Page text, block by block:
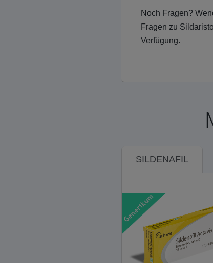
Noch Fragen?
Fragen zu
Verfügung.
SILDENAFIL